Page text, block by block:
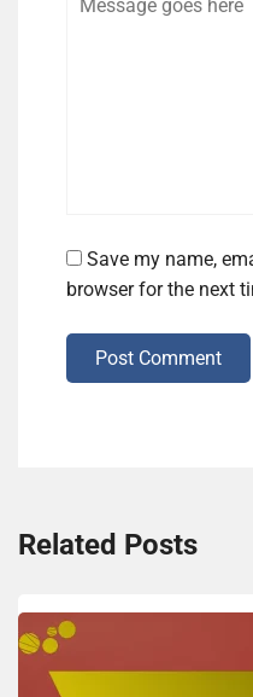
Save my name,
browser for the next
Post Comment
Related Posts